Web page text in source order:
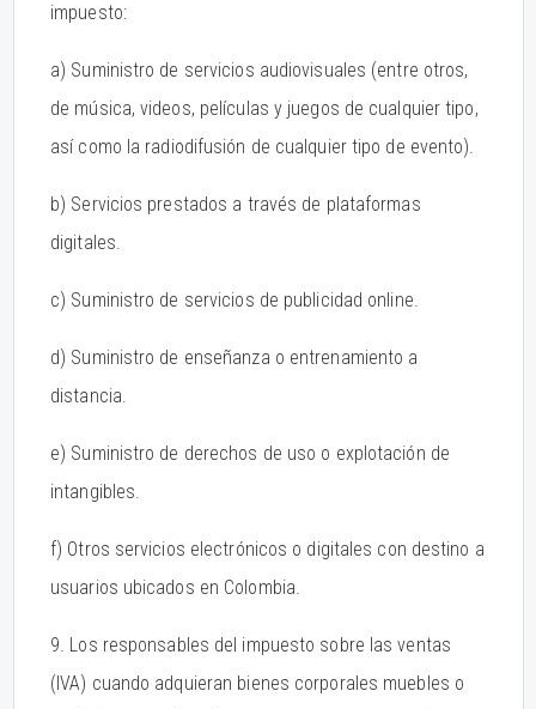
impuesto:
a) Suministro de servicios audiovisuales (entre otros,
de música, videos, películas y juegos de cualquier tipo,
así como la radiodifusión de cualquier tipo de evento).
b) Servicios prestados a través de plataformas
digitales.
c) Suministro de servicios de publicidad online.
d) Suministro de enseñanza o entrenamiento a
distancia.
e) Suministro de derechos de uso o explotación de
intangibles.
f) Otros servicios electrónicos o digitales con destino a
usuarios ubicados en Colombia.
9. Los responsables del impuesto sobre las ventas
(IVA) cuando adquieran bienes corporales muebles o